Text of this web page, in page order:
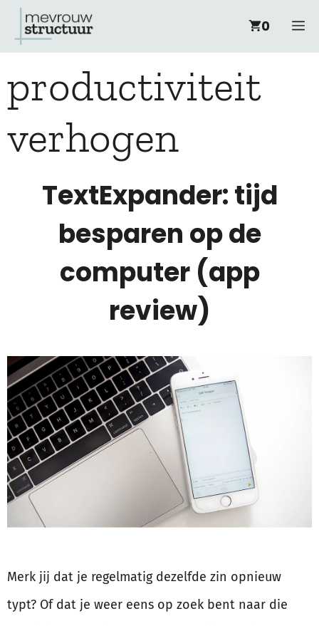
naar
inhoud
0
productiviteit
verhogen
TextExpander: tijd
besparen op de
computer (app
review)
Merk jij dat je regelmatig dezelfde zin opnieuw
typt? Of dat je weer eens op zoek bent naar die